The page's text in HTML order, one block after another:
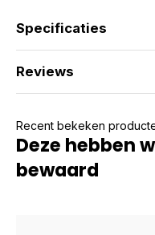
Specificaties
Reviews
Recent bekeken
Deze hebben
bewaard